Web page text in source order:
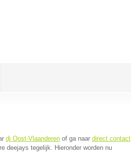
dj Oost-Vlaanderenof ga naar direct contact
deejays tegelijk. Hieronder worden nu